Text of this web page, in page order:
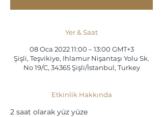
Yer & Saat
08 Oca 2022 11:00 – 13:00 GMT+3
Şişli, Teşvikiye, Ihlamur Nişantaşı Yolu Sk.
No 19/C, 34365 Şişli/İstanbul, Turkey
Etkinlik Hakkında
2 saat olarak yüz yüze